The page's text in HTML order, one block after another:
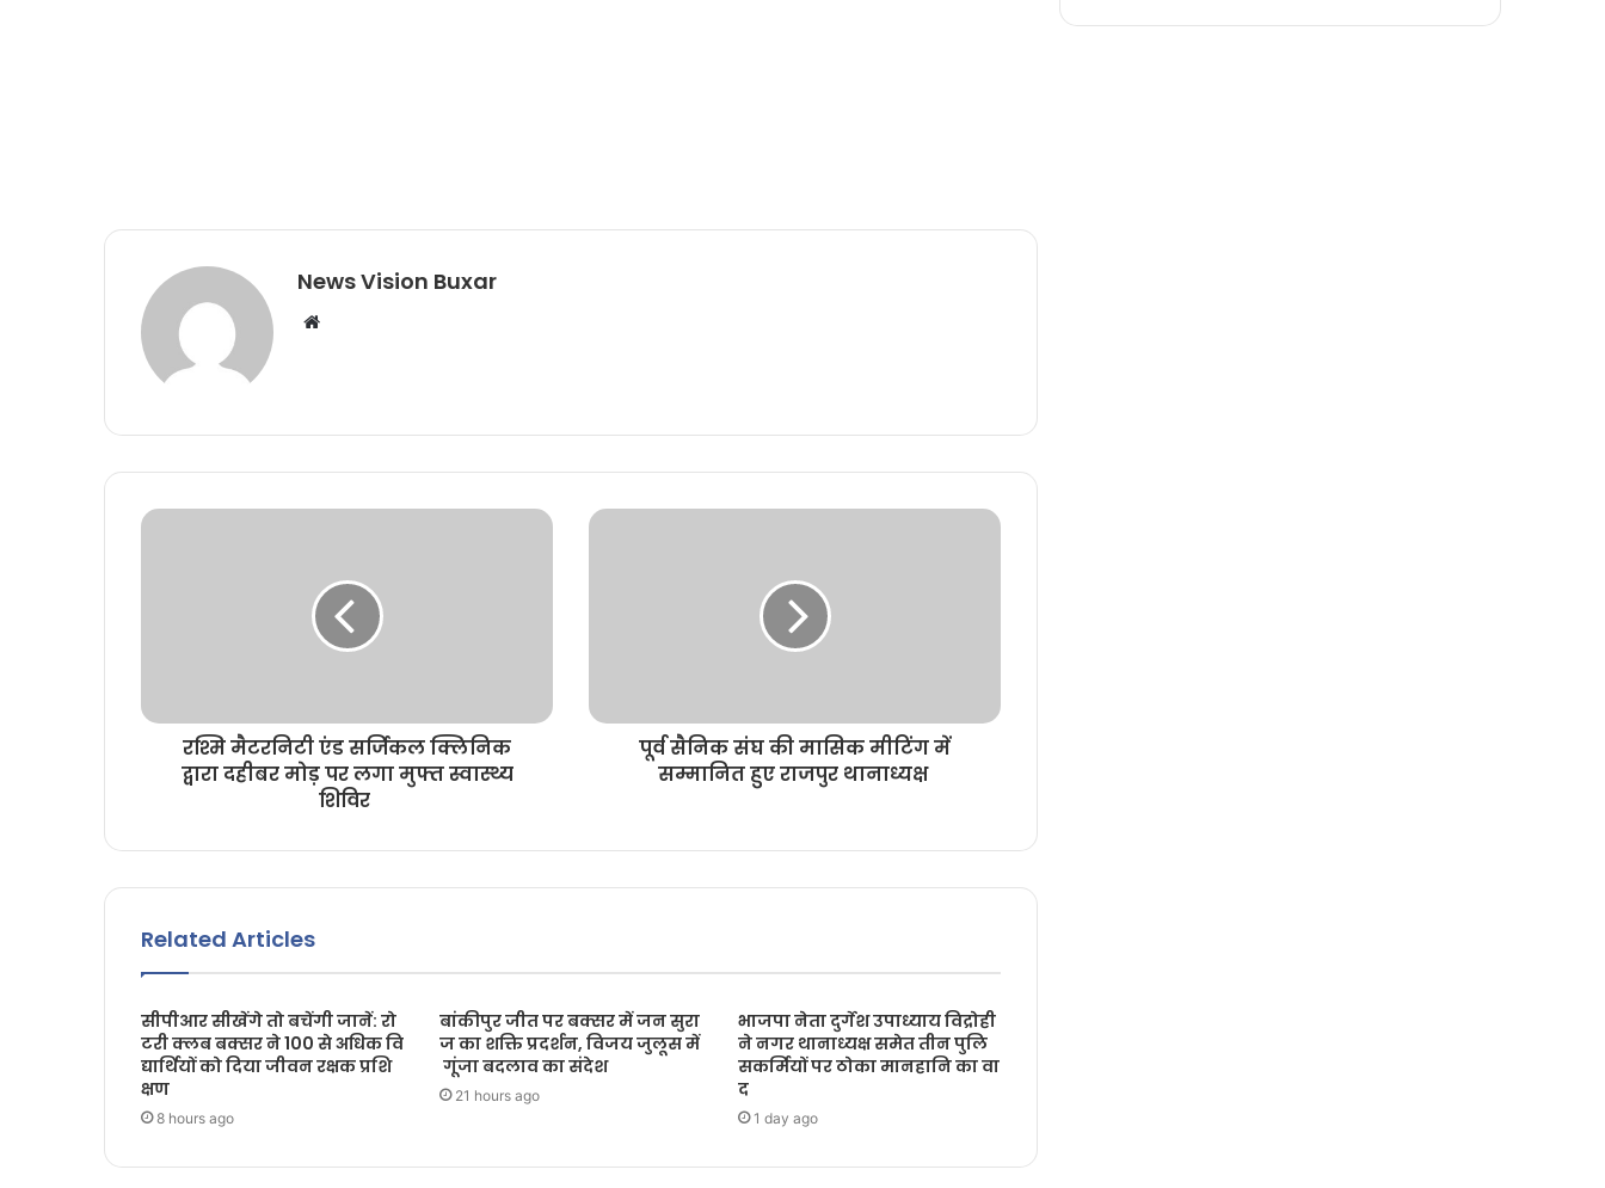
News Vision Buxar
i
रश्मि मैटरनिटी एंड सर्जिकल क्लिनिक
द्वारा दहीबर मोड़ पर लगा मुफ्त स्वास्थ्य
शिविर
पूर्व सैनिक संघ की मासिक मीटिंग में
सम्मानित हुए राजपुर थानाध्यक्ष
Related Articles
सीपीआर सीखेंगे तो बचेंगी जानें: रो
टरी क्लब बक्सर ने 100 से अधिक वि
द्यार्थियों को दिया जीवन रक्षक प्रशि
क्षण
8 hours ago
बांकीपुर जीत पर बक्सर में जन सुरा
ज का शक्ति प्रदर्शन, विजय जुलूस में
गूंजा बदलाव का संदेश
21 hours ago
भाजपा नेता दुर्गेश उपाध्याय विद्रोही
ने नगर थानाध्यक्ष समेत तीन पुलि
सकर्मियों पर ठोका मानहानि का वा
द
1 day ago